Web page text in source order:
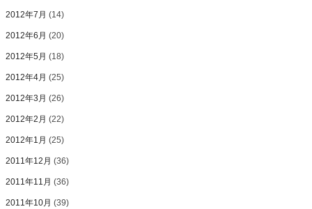
2012年7月 (14)
2012年6月 (20)
2012年5月 (18)
2012年4月 (25)
2012年3月 (26)
2012年2月 (22)
2012年1月 (25)
2011年12月 (36)
2011年11月 (36)
2011年10月 (39)